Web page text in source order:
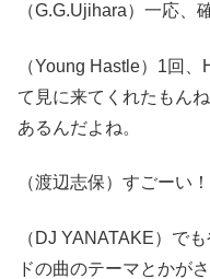
（G.G.Ujihara）一応、
（Young Hastle）1回
て見に来てくれたもん
あるんだよね。
（渡辺志保）すごーい
（DJ YANATAKE）で
ドの曲のテーマとかが